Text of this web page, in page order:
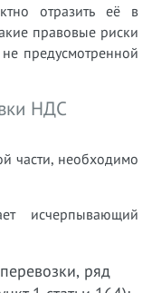
отразить её в
правовые риски
предусмотренной
НДС
части, необходимо
исчерпывающий
ряд